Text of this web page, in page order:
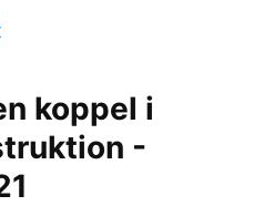
koppel i
-